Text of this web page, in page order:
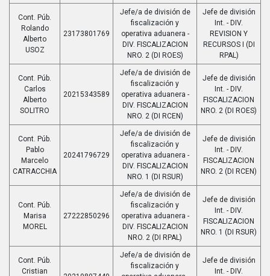
Cont. Púb.
Rolando
Alberto
USOZ
23173801769
Jefe/a de división de
fiscalización y
operativa aduanera -
DIV. FISCALIZACION
NRO. 2 (DI ROES)
Jefe de división
Int. - DIV.
REVISION Y
RECURSOS I (DI
RPAL)
Cont. Púb.
Carlos
Alberto
SOLITRO
20215343589
Jefe/a de división de
fiscalización y
operativa aduanera -
DIV. FISCALIZACION
NRO. 2 (DI RCEN)
Jefe de división
Int. - DIV.
FISCALIZACION
NRO. 2 (DI ROES)
Cont. Púb.
Pablo
Marcelo
CATRACCHIA
20241796729
Jefe/a de división de
fiscalización y
operativa aduanera -
DIV. FISCALIZACION
NRO. 1 (DI RSUR)
Jefe de división
Int. - DIV.
FISCALIZACION
NRO. 2 (DI RCEN)
Cont. Púb.
Marisa
MOREL
27222850296
Jefe/a de división de
fiscalización y
operativa aduanera -
DIV. FISCALIZACION
NRO. 2 (DI RPAL)
Jefe de división
Int. - DIV.
FISCALIZACION
NRO. 1 (DI RSUR)
Cont. Púb.
Cristian
Jefe/a de división de
fiscalización y
Jefe de división
Int. - DIV.